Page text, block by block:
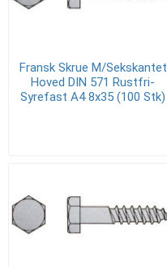
Fransk Skrue M/Sekskantet
Hoved DIN 571 Rustfri-
Syrefast A4 8x35 (100 Stk)